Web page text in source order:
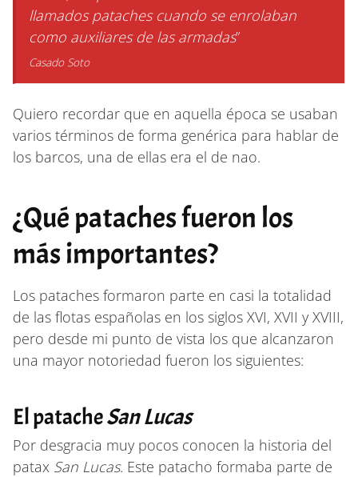
llamados pataches cuando se enrolaban
como auxiliares de las armadas”
Casado Soto
Quiero recordar que en aquella época se usaban
varios términos de forma genérica para hablar de
los barcos, una de ellas era el de nao.
¿Qué pataches fueron los
más importantes?
Los pataches formaron parte en casi la totalidad
de las flotas españolas en los siglos XVI, XVII y XVIII,
pero desde mi punto de vista los que alcanzaron
una mayor notoriedad fueron los siguientes:
El patacheSan Lucas
Por desgracia muy pocos conocen la historia del
patax San Lucas. Este patacho formaba parte de